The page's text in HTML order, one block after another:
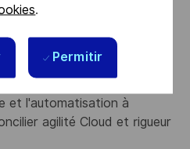
.
Permitir
à concevoir des
et d'isolation de
et l'automatisation à
agilité Cloud et rigueur